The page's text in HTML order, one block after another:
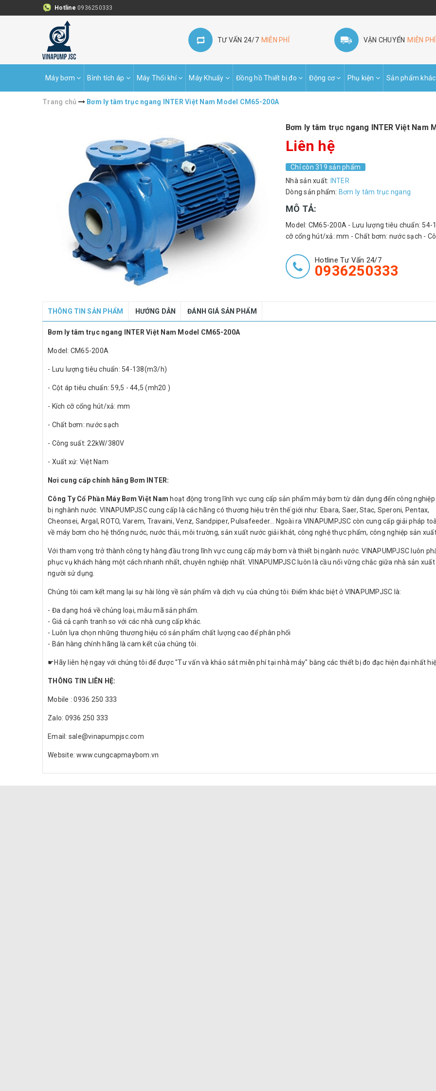
Hotline 0936250333
TƯ VẤN 24/7 MIỄN PHÍ VẬN CHUYỂN MIỄN PHÍ
Máy bơm Bình tích áp Máy Thổi khí Máy Khuấy Đồng hồ Thiết bị đo Động cơ Phụ kiện Sản phẩm khác
Trang chủ Bơm ly tâm trục ngang INTER Việt Nam Model CM65-200A
Bơm ly tâm trục ngang INTER Việt Nam
Liên hệ
Chỉ còn 319 sản phẩm
Nhà sản xuất: INTER
Dòng sản phẩm: Bơm ly tâm trục ngang
MÔ TẢ:
Model: CM65-200A - Lưu lượng tiêu chuẩn:
cỡ cổng hút/xả: mm - Chất bơm: nước sạch -
Hotline Tư Vấn 24/7
0936250333
THÔNG TIN SẢN PHẨM HƯỚNG DẪN ĐÁNH GIÁ SẢN PHẨM
Bơm ly tâm trục ngang INTER Việt Nam Model CM65-200A
Model: CM65-200A
- Lưu lượng tiêu chuẩn: 54-138(m3/h)
- Cột áp tiêu chuẩn: 59,5 - 44,5 (mh20 )
- Kích cỡ cổng hút/xả: mm
- Chất bơm: nước sạch
- Công suất: 22kW/380V
- Xuất xứ: Việt Nam
Nơi cung cấp chính hãng Bơm INTER:
Công Ty Cổ Phần Máy Bơm Việt Namhoạt động trong lĩnh vực cung cấp sản phẩm máy bơm từ dân dụng đến công
bị nghành nước. VINAPUMPJSC cung cấp là các hãng có thương hiệu trên thế giới như: Ebara, Saer, Stac, Speroni, Pentax,
Cheonsei, Argal, ROTO, Varem, Travaini, Venz, Sandpiper, Pulsafeeder… Ngoài ra VINAPUMPJSC còn cung cấp giải pháp
về máy bơm cho hệ thống nước, nước thải, môi trường, sản xuất nước giải khát, công nghệ thực phẩm, công nghiệp sản
Với tham vọng trở thành công ty hàng đầu trong lĩnh vực cung cấp máy bơm và thiết bị ngành nước. VINAPUMPJSC luôn
phục vụ khách hàng một cách nhanh nhất, chuyên nghiệp nhất. VINAPUMPJSC luôn là cầu nối vững chắc giữa nhà sản xuất
người sử dụng.
Chúng tôi cam kết mang lại sự hài lòng về sản phẩm và dịch vụ của chúng tôi. Điểm khác biệt ở VINAPUMPJSC là:
- Đa dạng hoá về chủng loại, mẫu mã sản phẩm.
- Giá cả cạnh tranh so với các nhà cung cấp khác.
- Luôn lựa chọn những thương hiệu có sản phẩm chất lượng cao để phân phối
- Bán hàng chính hãng là cam kết của chúng tôi.
☛Hãy liên hệ ngay với chúng tôi để được "Tư vấn và khảo sát miễn phí tại nhà máy" bằng các thiết bị đo đạc hiện đại nhất
THÔNG TIN LIÊN HỆ:
Mobile : 0936 250 333
Zalo: 0936 250 333
Email: sale@vinapumpjsc.com
Website: www.cungcapmaybom.vn